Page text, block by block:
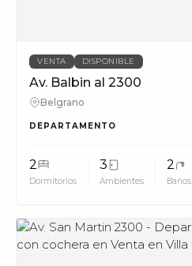
VENTA DISPONIBLE
Av. Balbin al 2300
Belgrano
DEPARTAMENTO
2
Dormitorios
3
Ambientes
2
Baños
MUV